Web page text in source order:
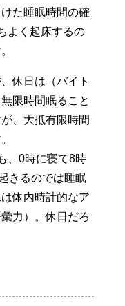
た睡眠時間の確
よく起床するの
休日は（バイト
限時間眠ること
、大抵有限時間
、0時に寝て8時
きるのでは睡眠
体内時計的なア
力）。休日だろ